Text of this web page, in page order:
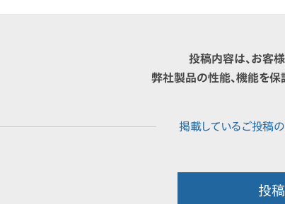
投稿内容は、お客
弊社製品の性能、機能を保
投